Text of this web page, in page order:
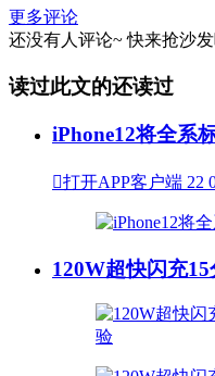
更多评论
还没有人评论~ 快来抢沙发
读过此文的还读过
iPhone12将全系
打开APP客户端 22
120W超快闪充